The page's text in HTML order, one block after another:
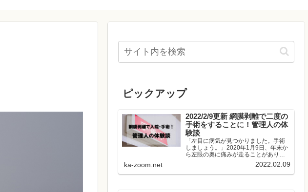
ピックアップ
2022/2/9更新 網膜剥離で二度の
手術をすることに！管理人の体
験談
「左目に病気が見つかりました。手術
しましょう。」2020年1月9日、年末か
ら左眼の奥に痛みが走ることがありま
したので近所の眼科クリニックを受診
しました。単なる頭痛なのか、眼にも
問題があるのかはっきりさせようとし
ka-zoom.net 2022.02.09